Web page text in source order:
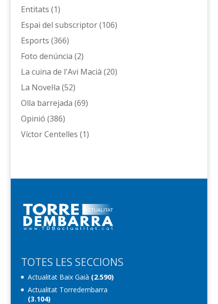
Entitats (1)
Espai del subscriptor(106)
Esports (366)
Foto denúncia (2)
La cuina de l'Avi Macià (20)
La Novel·la (52)
Olla barrejada (69)
Opinió (386)
Víctor Centelles (1)
TOTES LES SECCIONS
Actualitat Baix Gaià (2.590)
Actualitat Torredembarra
(3.104)